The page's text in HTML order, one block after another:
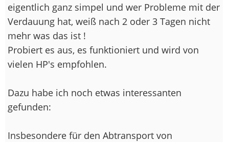
eigentlich ganz simpel und wer Probleme mit der
Verdauung hat, weiß nach 2 oder 3 Tagen nicht
mehr was das ist !
Probiert es aus, es funktioniert und wird von
vielen HP's empfohlen.
Dazu habe ich noch etwas interessanten
gefunden:
Insbesondere für den Abtransport von